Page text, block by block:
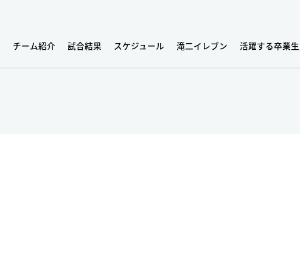
チーム紹介 試合結果 スケジュール 滝二イレブン 活躍する卒業生